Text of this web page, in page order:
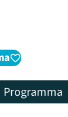
Programma